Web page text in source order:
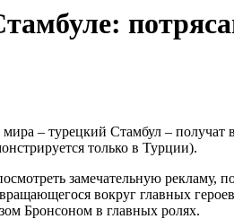
– турецкий Стамбул –
только в Турции).
замечательную
вокруг главных
Бронсоном в главных ролях.